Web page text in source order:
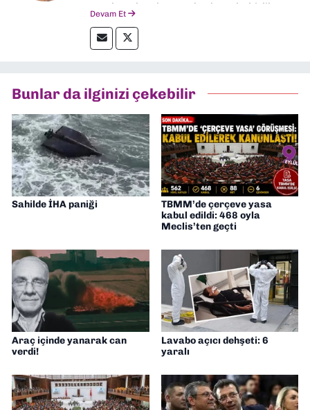
yerel ve ulusal gazetelerde muhabirlik
hakları alanlarında haberler üretmeye
odaklanıyorum.
Devam Et
Bunlar da ilginizi çekebilir
Sahilde İHA paniği
TBMM’de çerçeve yasa
kabul edildi: 468 oyla
Meclis’ten geçti
Araç içinde yanarak can
verdi!
Lavabo açıcı dehşeti: 6
yaralı